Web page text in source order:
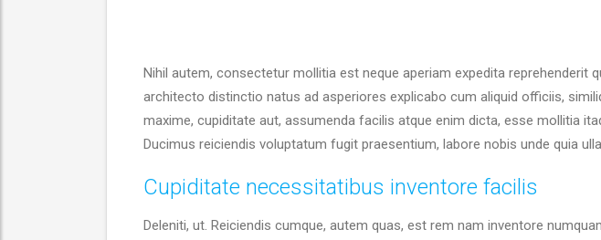
Nihil autem, consectetur mollitia est neque aperiam expedita reprehenderit
architecto distinctio natus ad asperiores explicabo cum aliquid officiis,
maxime, cupiditate aut, assumenda facilis atque enim dicta, esse mollitia
Ducimus reiciendis voluptatum fugit praesentium, labore nobis unde quia
Cupiditate necessitatibus inventore facilis
Deleniti, ut. Reiciendis cumque, autem quas, est rem nam inventore